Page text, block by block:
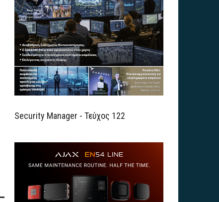
Security Manager - Τεύχος 122